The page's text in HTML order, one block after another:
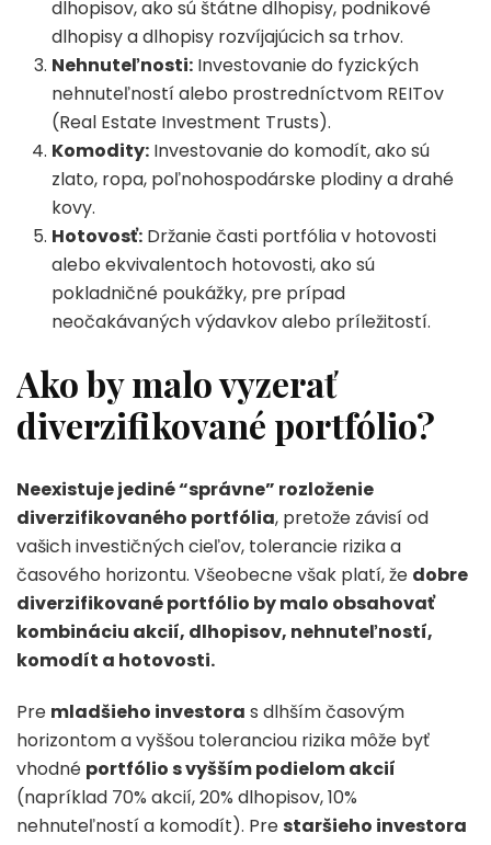
dlhopisov, ako sú štátne dlhopisy, podnikové
dlhopisy a dlhopisy rozvíjajúcich sa trhov.
Nehnuteľnosti: Investovanie do fyzických
nehnuteľností alebo prostredníctvom REITov
(Real Estate Investment Trusts).
Komodity: Investovanie do komodít, ako sú
zlato, ropa, poľnohospodárske plodiny a drahé
kovy.
Hotovosť: Držanie časti portfólia v hotovosti
alebo ekvivalentoch hotovosti, ako sú
pokladničné poukážky, pre prípad
neočakávaných výdavkov alebo príležitostí.
Ako by malo vyzerať
diverzifikované portfólio?
Neexistuje jediné “správne” rozloženie
diverzifikovaného portfólia, pretože závisí od
vašich investičných cieľov, tolerancie rizika a
časového horizontu. Všeobecne však platí, že dobre
diverzifikované portfólio by malo obsahovať
kombináciu akcií, dlhopisov, nehnuteľností,
komodít a hotovosti.
Pre mladšieho investora s dlhším časovým
horizontom a vyššou toleranciou rizika môže byť
vhodné portfólio s vyšším podielom akcií
(napríklad 70% akcií, 20% dlhopisov, 10%
nehnuteľností a komodít). Prestaršieho investora